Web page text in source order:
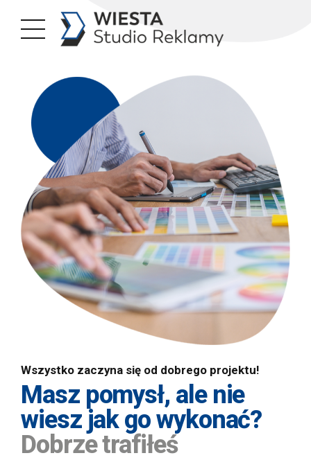
Wszystko zaczyna się od dobrego projektu!
Masz pomysł, ale nie
wiesz jak go wykonać?
Dobrze trafiłeś